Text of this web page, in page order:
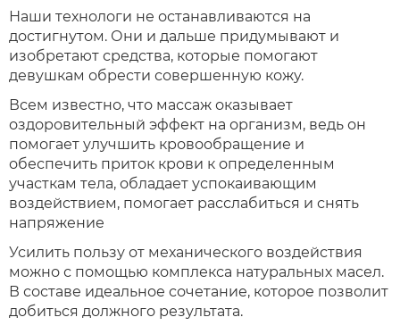
Наши технологи не останавливаются на
достигнутом. Они и дальше придумывают и
изобретают средства, которые помогают
девушкам обрести совершенную кожу.
Всем известно, что массаж оказывает
оздоровительный эффект на организм, ведь он
помогает улучшить кровообращение и
обеспечить приток крови к определенным
участкам тела, обладает успокаивающим
воздействием, помогает расслабиться и снять
напряжение
Усилить пользу от механического воздействия
можно с помощью комплекса натуральных масел.
В составе идеальное сочетание, которое позволит
добиться должного результата.